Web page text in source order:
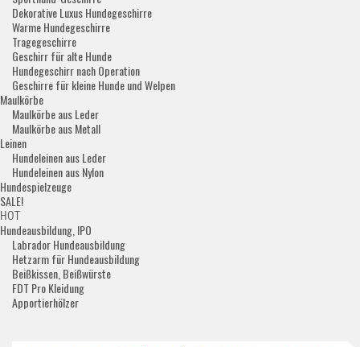
Dekorative Luxus Hundegeschirre
Warme Hundegeschirre
Tragegeschirre
Geschirr für alte Hunde
Hundegeschirr nach Operation
Geschirre für kleine Hunde und Welpen
Maulkörbe
Maulkörbe aus Leder
Maulkörbe aus Metall
Leinen
Hundeleinen aus Leder
Hundeleinen aus Nylon
Hundespielzeuge
SALE!
HOT
Hundeausbildung, IPO
Labrador Hundeausbildung
Hetzarm für Hundeausbildung
Beißkissen, Beißwürste
FDT Pro Kleidung
Apportierhölzer